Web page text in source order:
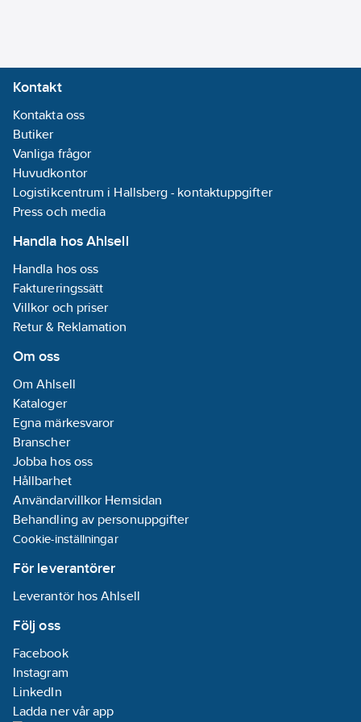
Kontakt
Kontakta oss
Butiker
Vanliga frågor
Huvudkontor
Logistikcentrum i Hallsberg - kontaktuppgifter
Press och media
Handla hos Ahlsell
Handla hos oss
Faktureringssätt
Villkor och priser
Retur & Reklamation
Om oss
Om Ahlsell
Kataloger
Egna märkesvaror
Branscher
Jobba hos oss
Hållbarhet
Användarvillkor Hemsidan
Behandling av personuppgifter
Cookie-inställningar
För leverantörer
Leverantör hos Ahlsell
Följ oss
Facebook
Instagram
LinkedIn
Ladda ner vår app